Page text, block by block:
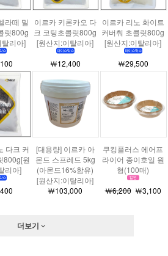
라떼 밀
릿800g
리아]
이르카 키론카오 다
크 코팅초콜릿800g
[원산지:이탈리아]
￦12,400
이르카 리노 화이트
커버춰 초콜릿800g
[원산지:이탈리아]
￦29,500
다크 커
800g[원
리아]
[대용량] 이르카 아
몬드 스프레드 5kg
(아몬드16%함유)
[원산지:이탈리아]
￦103,000
쿠킹플러스 에어프
라이어 종이호일 원
형(100매)
￦6,200￦3,100
더보기